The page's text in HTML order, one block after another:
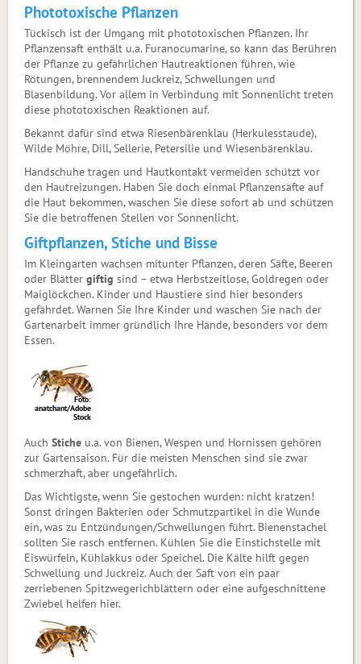
Phototoxische Pflanzen
Tückisch ist der Umgang mit phototoxischen Pflanzen. Ihr
Pflanzensaft enthält u.a. Furanocumarine, so kann das Berühren
der Pflanze zu gefährlichen Hautreaktionen führen, wie
Rötungen, brennendem Juckreiz, Schwellungen und
Blasenbildung. Vor allem in Verbindung mit Sonnenlicht treten
diese phototoxischen Reaktionen auf.
Bekannt dafür sind etwa Riesenbärenklau (Herkulesstaude),
Wilde Möhre, Dill, Sellerie, Petersilie und Wiesenbärenklau.
Handschuhe tragen und Hautkontakt vermeiden schützt vor
den Hautreizungen. Haben Sie doch einmal Pflanzensäfte auf
die Haut bekommen, waschen Sie diese sofort ab und schützen
Sie die betroffenen Stellen vor Sonnenlicht.
Giftpflanzen, Stiche und Bisse
Im Kleingarten wachsen mitunter Pflanzen, deren Säfte, Beeren
oder Blätter giftig sind – etwa Herbstzeitlose, Goldregen oder
Maiglöckchen. Kinder und Haustiere sind hier besonders
gefährdet. Warnen Sie Ihre Kinder und waschen Sie nach der
Gartenarbeit immer gründlich Ihre Hände, besonders vor dem
Essen.
Foto:
anatchant/Adobe
Stock
Auch Stiche u.a. von Bienen, Wespen und Hornissen gehören
zur Gartensaison. Für die meisten Menschen sind sie zwar
schmerzhaft, aber ungefährlich.
Das Wichtigste, wenn Sie gestochen wurden: nicht kratzen!
Sonst dringen Bakterien oder Schmutzpartikel in die Wunde
ein, was zu Entzündungen/Schwel­­lungen führt. Bienenstachel
soll­ten Sie rasch entfernen. Kühlen Sie die Einstichstelle mit
Eiswürfeln, Kühlakkus oder Speichel. Die Kälte hilft gegen
Schwellung und Juckreiz. Auch der Saft von ein paar
zerriebenen Spitzwegerichblättern oder eine aufgeschnittene
Zwiebel helfen hier.